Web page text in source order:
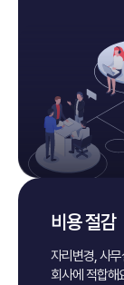
비용 절감
자리변경, 사
회사에 적합해